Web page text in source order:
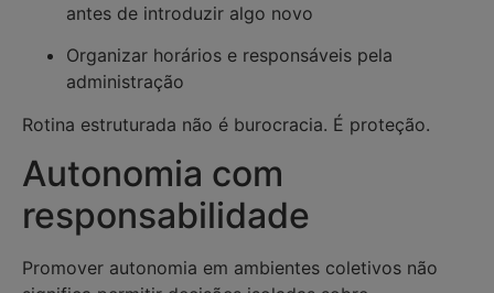
antes de introduzir algo novo
Organizar horários e responsáveis pela
administração
Rotina estruturada não é burocracia. É proteção.
Autonomia com
responsabilidade
Promover autonomia em ambientes coletivos não